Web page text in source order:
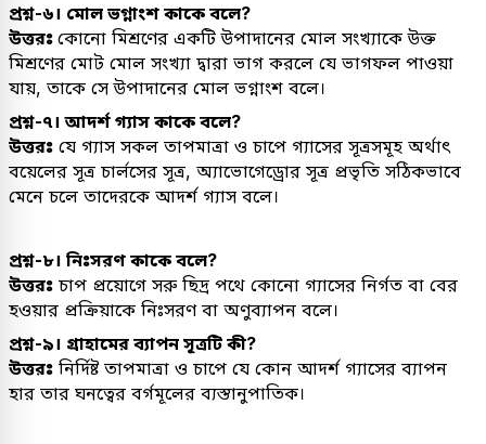
প্রশ্ন-৬। মোল ভগ্নাংশ কাকে বলে?
উত্তরঃ কোনো মিশ্রণের একটি উপাদানের মোল সংখ্যাকে উক্ত
মিশ্রণের মোট মোল সংখ্যা দ্বারা ভাগ করলে যে ভাগফল পাওয়া
যায়, তাকে সে উপাদানের মোল ভগ্নাংশ বলে।
প্রশ্ন-৭। আদর্শ গ্যাস কাকে বলে?
উত্তরঃ যে গ্যাস সকল তাপমাত্রা ও চাপে গ্যাসের সূত্রসমূহ অর্থাৎ
বয়েলের সূত্র চার্লসের সূত্র, অ্যাভোগেড্রোর সূত্র প্রভৃতি সঠিকভাবে
মেনে চলে তাদেরকে আদর্শ গ্যাস বলে।
প্রশ্ন-৮। নিঃসরণ কাকে বলে?
উত্তরঃ চাপ প্রয়োগে সরু ছিদ্র পথে কোনো গ্যাসের নির্গত বা বের
হওয়ার প্রক্রিয়াকে নিঃসরণ বা অণুব্যাপন বলে।
প্রশ্ন-৯। গ্রাহামের ব্যাপন সূত্রটি কী?
উত্তরঃ নির্দিষ্ট তাপমাত্রা ও চাপে যে কোন আদর্শ গ্যাসের ব্যাপন
হার তার ঘনত্বের বর্গমূলের ব্যস্তানুপাতিক।